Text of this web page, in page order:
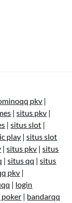
pkv |
|situs pkv |
|situs slot |
play |situs slot
|situs pkv |situs
|situs qq |situs
pkv |
| login
poker | bandarqq